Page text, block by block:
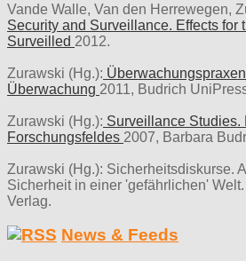
Vande Walle, Van den Herrewegen,
Security and Surveillance. Effects for
Surveilled 2012.
Zurawski (Hg.):
Überwachung 2011, Budrich
Zurawski (Hg.): Surveillance Studies.
Forschungsfeldes 2007, Barbara
Zurawski (Hg.): Sicherheitsdiskurse.
Sicherheit in einer 'gefährlichen'
Verlag.
News & Feeds